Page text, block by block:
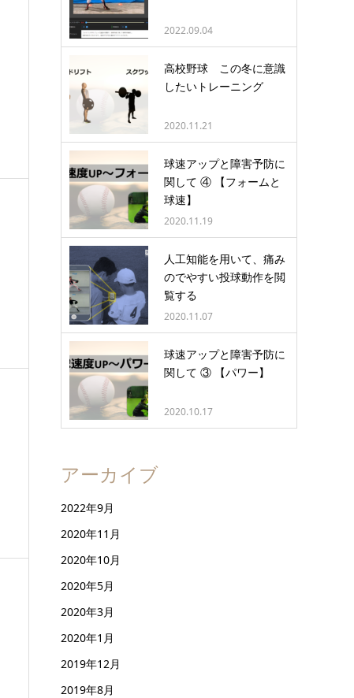
2022.09.04
高校野球 この冬に意識
したいトレーニング
2020.11.21
球速アップと障害予防に
関して ④ 【フォームと
球速】
2020.11.19
人工知能を用いて、痛み
のでやすい投球動作を閲
覧する
2020.11.07
球速アップと障害予防に
関して ③ 【パワー】
2020.10.17
アーカイブ
2022年9月
2020年11月
2020年10月
2020年5月
2020年3月
2020年1月
2019年12月
2019年8月